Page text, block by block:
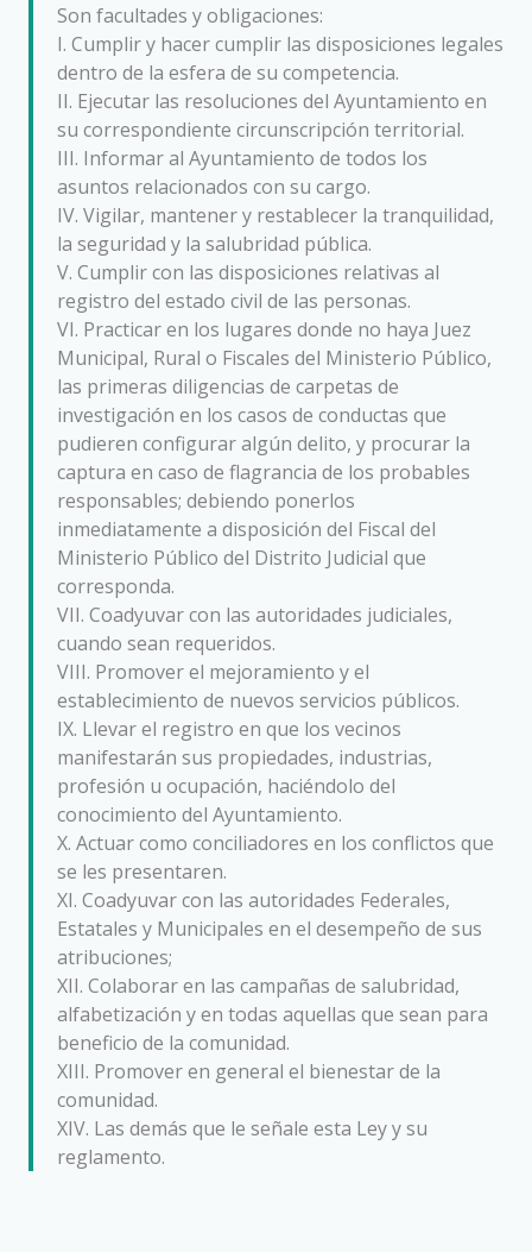
Son facultades y obligaciones:
I. Cumplir y hacer cumplir las disposiciones legales
dentro de la esfera de su competencia.
II. Ejecutar las resoluciones del Ayuntamiento en
su correspondiente circunscripción territorial.
III. Informar al Ayuntamiento de todos los
asuntos relacionados con su cargo.
IV. Vigilar, mantener y restablecer la tranquilidad,
la seguridad y la salubridad pública.
V. Cumplir con las disposiciones relativas al
registro del estado civil de las personas.
VI. Practicar en los lugares donde no haya Juez
Municipal, Rural o Fiscales del Ministerio Público,
las primeras diligencias de carpetas de
investigación en los casos de conductas que
pudieren configurar algún delito, y procurar la
captura en caso de flagrancia de los probables
responsables; debiendo ponerlos
inmediatamente a disposición del Fiscal del
Ministerio Público del Distrito Judicial que
corresponda.
VII. Coadyuvar con las autoridades judiciales,
cuando sean requeridos.
VIII. Promover el mejoramiento y el
establecimiento de nuevos servicios públicos.
IX. Llevar el registro en que los vecinos
manifestarán sus propiedades, industrias,
profesión u ocupación, haciéndolo del
conocimiento del Ayuntamiento.
X. Actuar como conciliadores en los conflictos que
se les presentaren.
XI. Coadyuvar con las autoridades Federales,
Estatales y Municipales en el desempeño de sus
atribuciones;
XII. Colaborar en las campañas de salubridad,
alfabetización y en todas aquellas que sean para
beneficio de la comunidad.
XIII. Promover en general el bienestar de la
comunidad.
XIV. Las demás que le señale esta Ley y su
reglamento.